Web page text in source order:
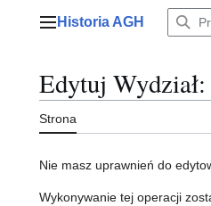
Menu główne
Historia AGH
Edytuj
Strona
Nie masz uprawnień do
Wykonywanie tej operacji